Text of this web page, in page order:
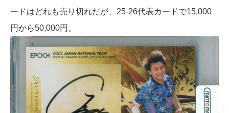
ードはどれも売り切れだが、25-26代表カードで15,000
円から50,000円。